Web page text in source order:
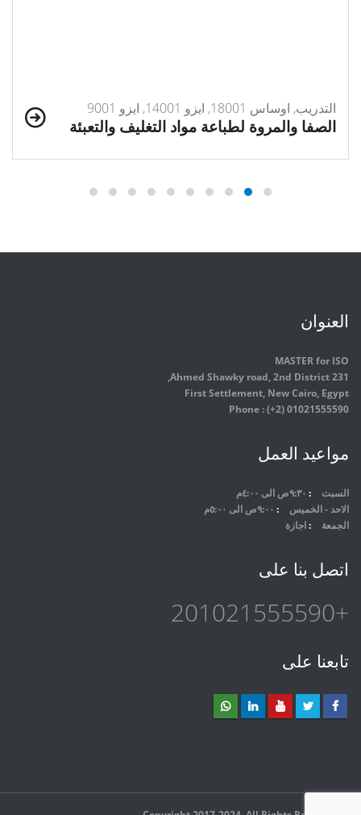
التدريب, اوساس 18001, ايزو 14001, ايزو 9001
الصفا والمروة لطباعة مواد التغليف والتعبئة
العنوان
MASTER for ISO
231 Ahmed Shawky road, 2nd District,
First Settlement, New Cairo, Egypt
Phone : (+2) 01021555590
مواعيد العمل
السبت
الاحد - الخميس
الجمعة
اجازة
اتصل بنا على
+201021555590
تابعنا على